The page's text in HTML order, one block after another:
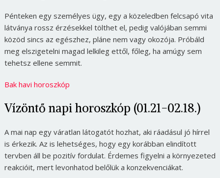
Pénteken egy személyes ügy, egy a közeledben felcsapó vita
látványa rossz érzésekkel tölthet el, pedig valójában semmi
közöd sincs az egészhez, pláne nem vagy okozója. Próbáld
meg elszigetelni magad lelkileg ettől, főleg, ha amúgy sem
tehetsz ellene semmit.
Bak havi horoszkóp
Vízöntő napi horoszkóp (01.21-02.18.)
A mai nap egy váratlan látogatót hozhat, aki ráadásul jó hírrel
is érkezik. Az is lehetséges, hogy egy korábban elindított
tervben áll be pozitív fordulat. Érdemes figyelni a környezeted
reakcióit, mert levonhatod belőlük a konzekvenciákat.